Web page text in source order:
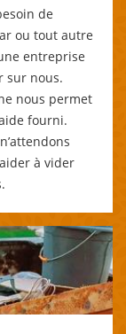
de
ou tout autre
entreprise
sur nous.
nous permet
fourni.
à vider